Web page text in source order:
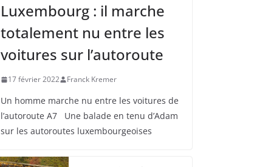
Luxembourg : il marche
totalement nu entre les
voitures sur l’autoroute
17 février 2022 Franck Kremer
Un homme marche nu entre les voitures de
l’autoroute A7 Une balade en tenu d’Adam
sur les autoroutes luxembourgeoises